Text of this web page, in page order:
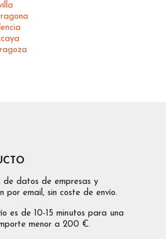
de datos de empresas y
por email, sin coste de envío.
es de 10-15 minutos para una
menor a 200 €.